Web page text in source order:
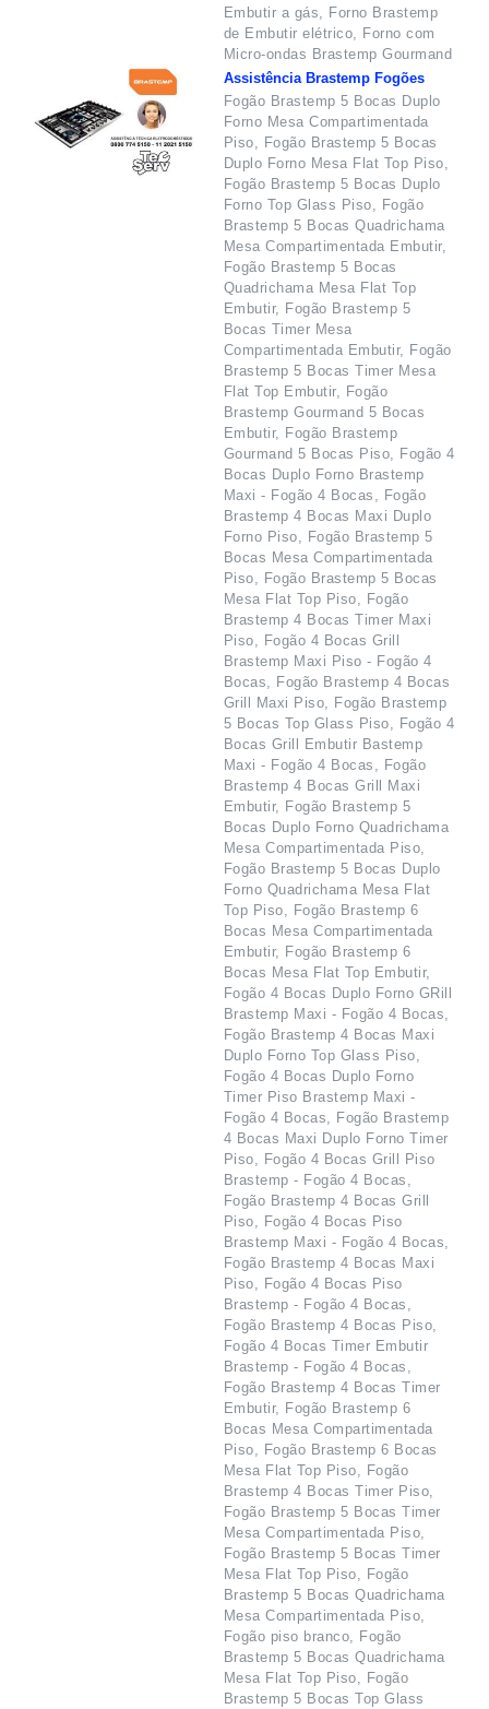
Embutir a gás, Forno Brastemp
de Embutir elétrico, Forno com
Micro-ondas Brastemp Gourmand
Assistência Brastemp Fogões
Fogão Brastemp 5 Bocas Duplo
Forno Mesa Compartimentada
Piso, Fogão Brastemp 5 Bocas
Duplo Forno Mesa Flat Top Piso,
Fogão Brastemp 5 Bocas Duplo
Forno Top Glass Piso, Fogão
Brastemp 5 Bocas Quadrichama
Mesa Compartimentada Embutir,
Fogão Brastemp 5 Bocas
Quadrichama Mesa Flat Top
Embutir, Fogão Brastemp 5
Bocas Timer Mesa
Compartimentada Embutir, Fogão
Brastemp 5 Bocas Timer Mesa
Flat Top Embutir, Fogão
Brastemp Gourmand 5 Bocas
Embutir, Fogão Brastemp
Gourmand 5 Bocas Piso, Fogão 4
Bocas Duplo Forno Brastemp
Maxi - Fogão 4 Bocas, Fogão
Brastemp 4 Bocas Maxi Duplo
Forno Piso, Fogão Brastemp 5
Bocas Mesa Compartimentada
Piso, Fogão Brastemp 5 Bocas
Mesa Flat Top Piso, Fogão
Brastemp 4 Bocas Timer Maxi
Piso, Fogão 4 Bocas Grill
Brastemp Maxi Piso - Fogão 4
Bocas, Fogão Brastemp 4 Bocas
Grill Maxi Piso, Fogão Brastemp
5 Bocas Top Glass Piso, Fogão 4
Bocas Grill Embutir Bastemp
Maxi - Fogão 4 Bocas, Fogão
Brastemp 4 Bocas Grill Maxi
Embutir, Fogão Brastemp 5
Bocas Duplo Forno Quadrichama
Mesa Compartimentada Piso,
Fogão Brastemp 5 Bocas Duplo
Forno Quadrichama Mesa Flat
Top Piso, Fogão Brastemp 6
Bocas Mesa Compartimentada
Embutir, Fogão Brastemp 6
Bocas Mesa Flat Top Embutir,
Fogão 4 Bocas Duplo Forno GRill
Brastemp Maxi - Fogão 4 Bocas,
Fogão Brastemp 4 Bocas Maxi
Duplo Forno Top Glass Piso,
Fogão 4 Bocas Duplo Forno
Timer Piso Brastemp Maxi -
Fogão 4 Bocas, Fogão Brastemp
4 Bocas Maxi Duplo Forno Timer
Piso, Fogão 4 Bocas Grill Piso
Brastemp - Fogão 4 Bocas,
Fogão Brastemp 4 Bocas Grill
Piso, Fogão 4 Bocas Piso
Brastemp Maxi - Fogão 4 Bocas,
Fogão Brastemp 4 Bocas Maxi
Piso, Fogão 4 Bocas Piso
Brastemp - Fogão 4 Bocas,
Fogão Brastemp 4 Bocas Piso,
Fogão 4 Bocas Timer Embutir
Brastemp - Fogão 4 Bocas,
Fogão Brastemp 4 Bocas Timer
Embutir, Fogão Brastemp 6
Bocas Mesa Compartimentada
Piso, Fogão Brastemp 6 Bocas
Mesa Flat Top Piso, Fogão
Brastemp 4 Bocas Timer Piso,
Fogão Brastemp 5 Bocas Timer
Mesa Compartimentada Piso,
Fogão Brastemp 5 Bocas Timer
Mesa Flat Top Piso, Fogão
Brastemp 5 Bocas Quadrichama
Mesa Compartimentada Piso,
Fogão piso branco, Fogão
Brastemp 5 Bocas Quadrichama
Mesa Flat Top Piso, Fogão
Brastemp 5 Bocas Top Glass